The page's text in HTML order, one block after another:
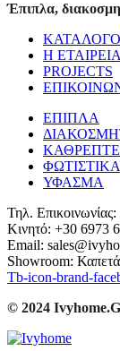
Έπιπλα,
Η ΕΤΑΙΡΕΙΑ
PROJECTS
ΕΠΙΠΛΑ
ΦΩΤΙΣΤΙΚΑ
ΥΦΑΣΜΑ
Τηλ.
Κινητό: +30 6973
Email:
Showroom:
Tb-icon-brand-
© 2024